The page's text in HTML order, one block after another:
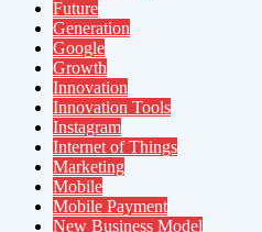
Future
Generation
Google
Growth
Innovation
Innovation Tools
Instagram
Internet of Things
Marketing
Mobile
Mobile Payment
New Business Model